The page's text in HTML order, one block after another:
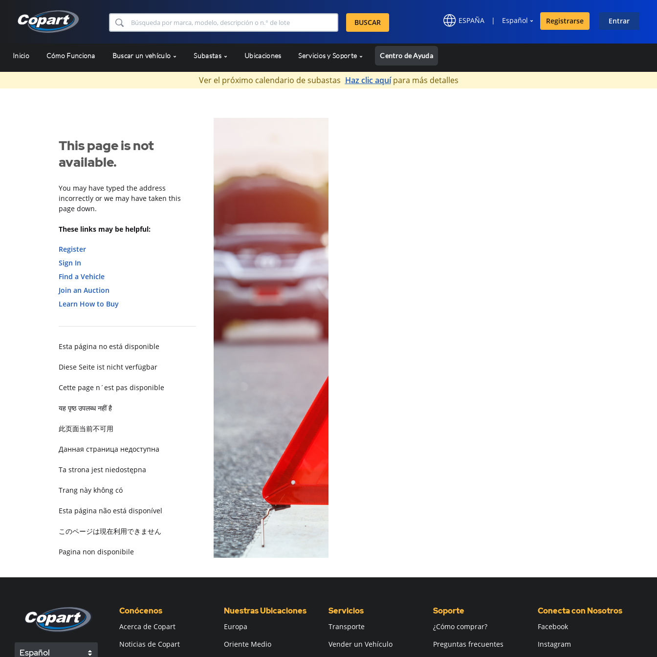
BUSCAR ESPAÑA | Español Registrarse Entrar
Inicio Cómo Funciona Buscar un vehículo Subastas Ubicaciones Servicios y Soporte Centro de Ayuda
Ver el próximo calendario de subastas Haz clic aquípara más detalles
This page is not
available.
You may have typed the address
incorrectly or we may have taken this
page down.
These links may be helpful:
Register
Sign In
Find a Vehicle
Join an Auction
Learn How to Buy
Esta página no está disponible
Diese Seite ist nicht verfügbar
Cette page n´est pas disponible
यह पृष्ठ उपलब्ध नहीं है
此页面当前不可用
Данная страница недоступна
Ta strona jest niedostępna
Trang này không có
Esta página não está disponível
このページは現在利用できません
Pagina non disponibile
Español
Conócenos
Acerca de Copart
Noticias de Copart
Nuestras Ubicaciones
Europa
Oriente Medio
Servicios
Transporte
Vender un Vehículo
Soporte
¿Cómo comprar?
Preguntas frecuentes
Conecta con Nosotros
Facebook
Instagram